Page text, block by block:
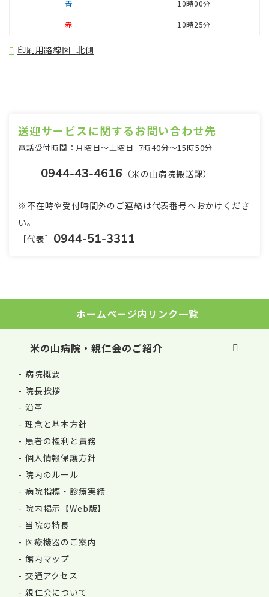
青 10時00分
赤 10時25分
印刷用路線図_北側
送迎サービスに関するお問い合わせ先
電話受付時間：月曜日～土曜日 7時40分～15時50分
0944-43-4616 （米の山病院搬送課）
※不在時や受付時間外のご連絡は代表番号へおかけくださ
い。
［代表］ 0944-51-3311
ホームページ内リンク一覧
米の山病院・親仁会のご紹介
病院概要
院長挨拶
沿革
理念と基本方針
患者の権利と責務
個人情報保護方針
院内のルール
病院指標・診療実績
院内掲示【Web版】
当院の特長
医療機器のご案内
館内マップ
交通アクセス
親仁会について